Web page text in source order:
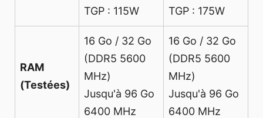
TGP : 115W
TGP : 175W
RAM
(Testées)
16 Go / 32 Go
(DDR5 5600
MHz)
Jusqu'à 96 Go
6400 MHz
16 Go / 32 Go
(DDR5 5600
MHz)
Jusqu'à 96 Go
6400 MHz